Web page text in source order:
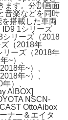
ます。分割画面
音楽などを同時
搭載した車両
1シリーズ
シリーズ（2018
（2018年
リーズ（2018年
~）、
年~）、
年~）、
）、
AIBOX]
NSCN-
OttoAibox
ナー＆エイタ